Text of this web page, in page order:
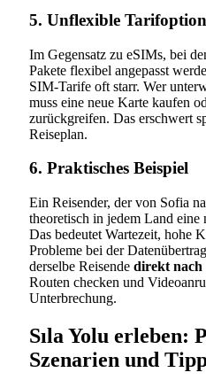
5. Unflexible
Im Gegensatz zu eSIMs, bei
Pakete flexibel angepasst
SIM-Tarife oft starr. Wer
muss eine neue Karte kaufen
zurückgreifen. Das erschwert
Reiseplan.
6. Praktisches Beispiel
Ein Reisender, der von Sofia
theoretisch in jedem Land
Das bedeutet Wartezeit, hohe
Probleme bei der
derselbe Reisende direkt nach
Routen checken und
Unterbrechung.
Sıla Yolu erleben:
Szenarien und